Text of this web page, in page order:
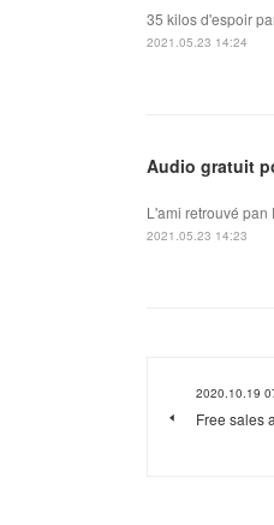
35 kilos d'espoir
2021.05.23 14:24
Audio gratuit
L'ami retrouvé pan
2021.05.23 14:23
2020.10.19
Free sales